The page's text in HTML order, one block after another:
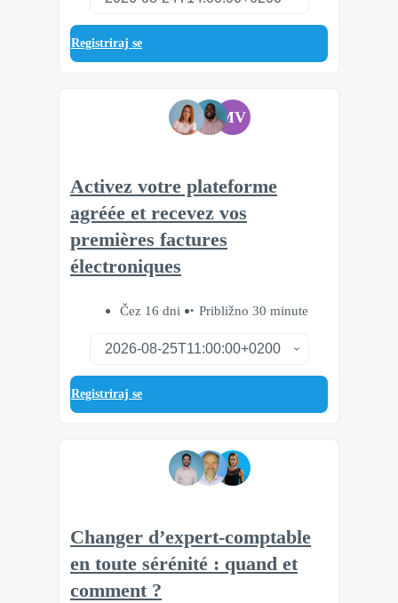
Registriraj se
MV
Activez votre plateforme
agréée et recevez vos
premières factures
électroniques
Čez 16 dni Približno 30 minute
Registriraj se
Changer d’expert-comptable
en toute sérénité : quand et
comment ?